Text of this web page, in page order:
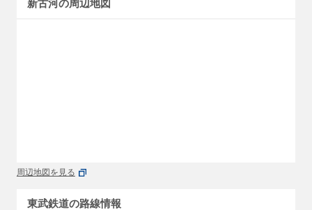
新古河の周辺地図
周辺地図を見る
東武鉄道の路線情報